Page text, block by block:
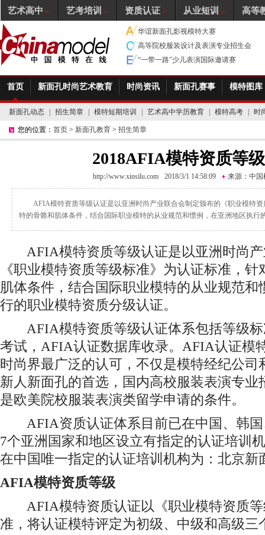
华谊新面孔影视模特大赛
高等院校服装设计及表演专业招生会
“一带一路”少儿表演国际邀请赛
首页 新面孔时尚艺术教育 时尚资讯 新面孔赛事 模特图库
新面孔动态 招生简章 模特短期培训 艺术高中学历教育 模特高考 时
您的位置： 首页 > 新面孔教育 > 招生简章
2018AFIA模特资质等
http://www.xinsilu.com 2018/3/1 14:58:09 来源： 中国
AFIA模特资质等级认证是以亚洲时尚产业联合会制定颁布的《职业模特
特的骨骼和肌体条件，结合国际职业模特的从业规范和惯例，在亚洲地区执行
AFIA模特资质等级认证是以亚洲时尚产
《职业模特资质等级标准》为认证标准，
肌体条件，结合国际职业模特的从业规范和
行的职业模特资质分级认证。
AFIA模特资质等级认证体系包括等级标
考试，AFIA认证数据库收录。AFIA认证模
时尚界最广泛的认可，不仅是模特经纪公司
新人新面孔的首选，国内高校服装表演专业
是欧美院校服装表演类留学申请的条件。
AFIA资质认证体系目前已在中国、韩国
7个亚洲国家和地区设立有指定的认证培训
在中国唯一指定的认证培训机构为：北京新
AFIA模特资质等级
AFIA模特资质认证以《职业模特资质等
准，将认证模特评定为初级、中级和高级三
艺术高中 艺考培训 资质认证 从业短训 高等